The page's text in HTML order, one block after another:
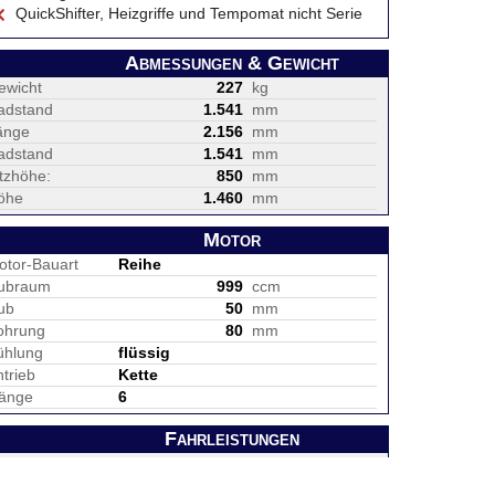
QuickShifter, Heizgriffe und Tempomat nicht Serie
Abmessungen & Gewicht
227 kg
1.541 mm
2.156 mm
1.541 mm
850 mm
1.460 mm
Motor
Bauart
Reihe
999 ccm
50 mm
80 mm
flüssig
Kette
6
Fahrleistungen